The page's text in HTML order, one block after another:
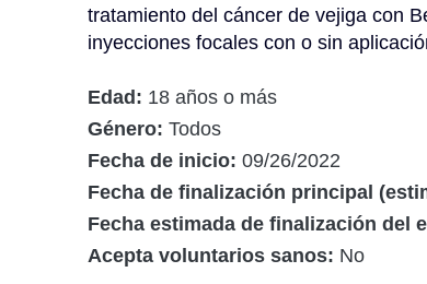
tratamiento del cáncer de vejiga con
inyecciones focales con o sin
Edad: 18 años o más
Género: Todos
Fecha de inicio: 09/26/2022
Fecha de finalización principal
Fecha estimada de finalización del
Acepta voluntarios sanos: No